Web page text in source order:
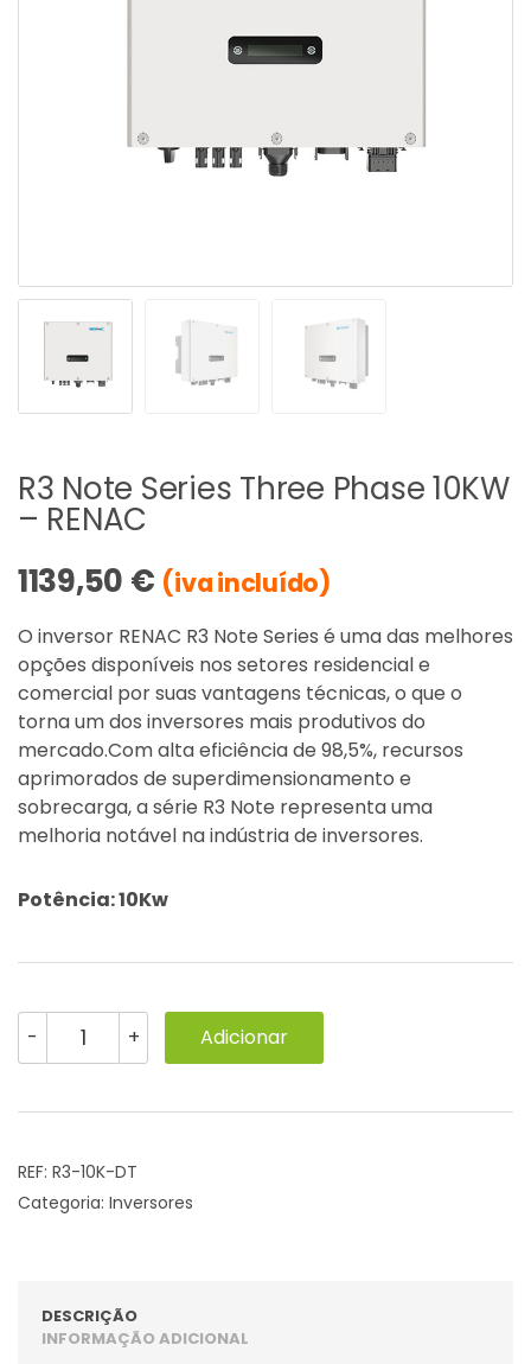
R3 Note Series Three Phase 10KW
– RENAC
1139,50 € (iva incluído)
O inversor RENAC R3 Note Series é uma das melhores
opções disponíveis nos setores residencial e
comercial por suas vantagens técnicas, o que o
torna um dos inversores mais produtivos do
mercado.Com alta eficiência de 98,5%, recursos
aprimorados de superdimensionamento e
sobrecarga, a série R3 Note representa uma
melhoria notável na indústria de inversores.
Potência: 10Kw
-
Quantidade
Note
Three
Phase
+ Adicionar
REF: R3-10K-DT
Categoria: Inversores
DESCRIÇÃO
INFORMAÇÃO ADICIONAL